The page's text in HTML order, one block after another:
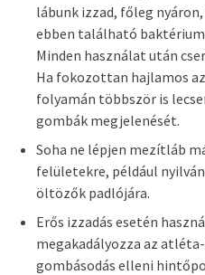
lábunk izzad, főleg
ebben található
Minden használat után
Ha fokozottan hajlamos
folyamán többször is
gombák megjelenését.
Soha ne lépjen mezítláb
felületekre, például
öltözők padlójára.
Erős izzadás esetén
megakadályozza az
gombásodás elleni